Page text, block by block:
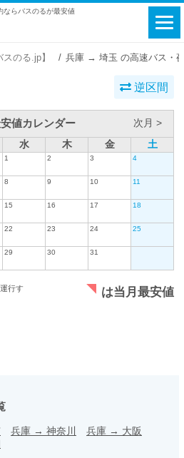
ならバスのるが最安値
のる.jp】 兵庫 → 埼玉 の高速バス・
逆区間
値カレンダー
次月 >
水 木 金 土
1 2 3 4
8 9 10 11
15 16 17 18
22 23 24 25
29 30 31
行す
は当月最安値
兵庫 → 神奈川 兵庫 → 大阪